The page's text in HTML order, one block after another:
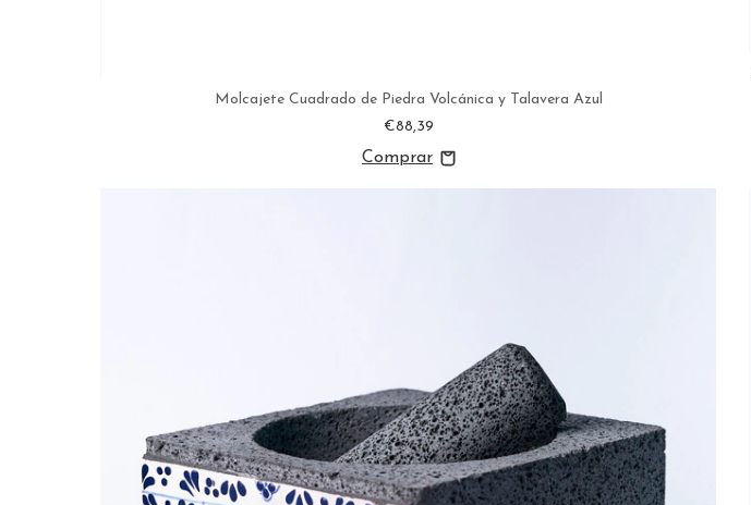
Molcajete Cuadrado de Piedra Volcánica y Talavera Azul
€88,39